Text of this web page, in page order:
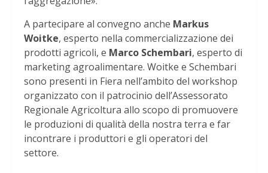
A partecipare al convegno anche Markus
Woitke, esperto nella commercializzazione dei
prodotti agricoli, e Marco Schembari, esperto di
marketing agroalimentare. Woitke e Schembari
sono presenti in Fiera nell’ambito del workshop
organizzato con il patrocinio dell’Assessorato
Regionale Agricoltura allo scopo di promuovere
le produzioni di qualità della nostra terra e far
incontrare i produttori e gli operatori del
settore.